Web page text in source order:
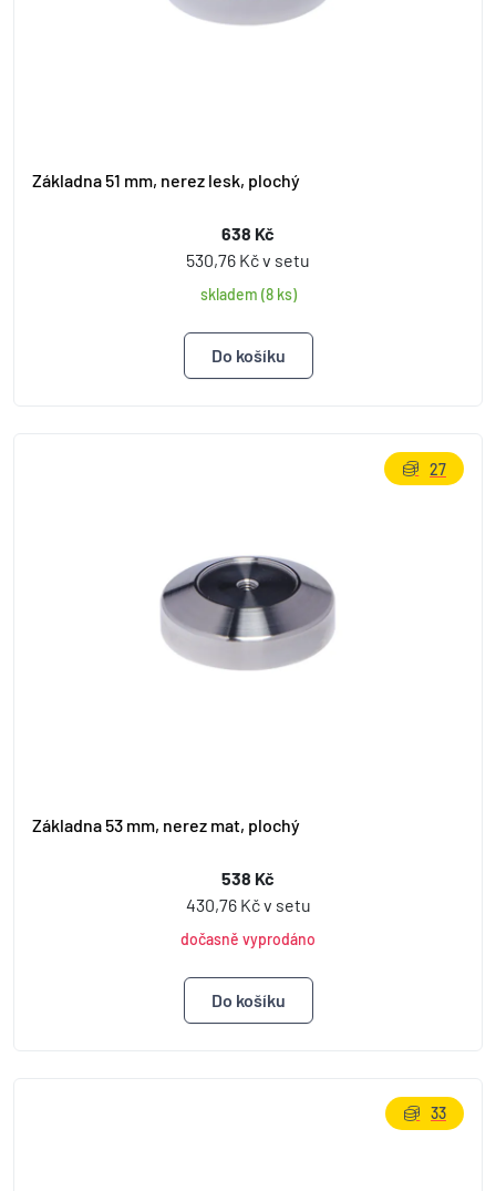
Základna 51 mm, nerez lesk, plochý
638 Kč
530,76 Kč v setu
skladem (8 ks)
Základna 53 mm, nerez mat, plochý
538 Kč
430,76 Kč v setu
dočasně vyprodáno
27
33